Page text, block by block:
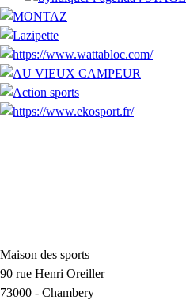
Maison des sports
90 rue Henri Oreiller
73000 - Chambery